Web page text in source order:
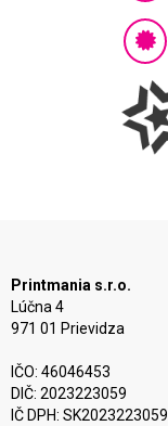
Printmania s.r.o.
Lúčna 4
971 01 Prievidza
IČO: 46046453
DIČ: 2023223059
IČ DPH: SK2023223059